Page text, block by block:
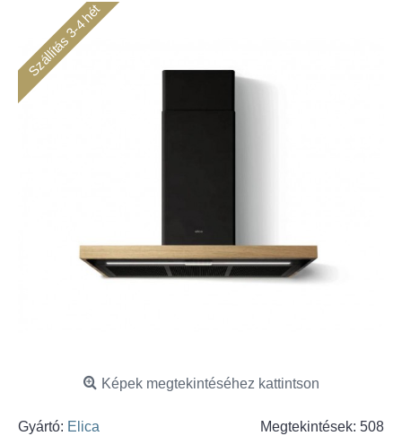
Szállítás 3-4 hét
Képek megtekintéséhez kattintson
Megtekintések: 508
Gyártó: Elica